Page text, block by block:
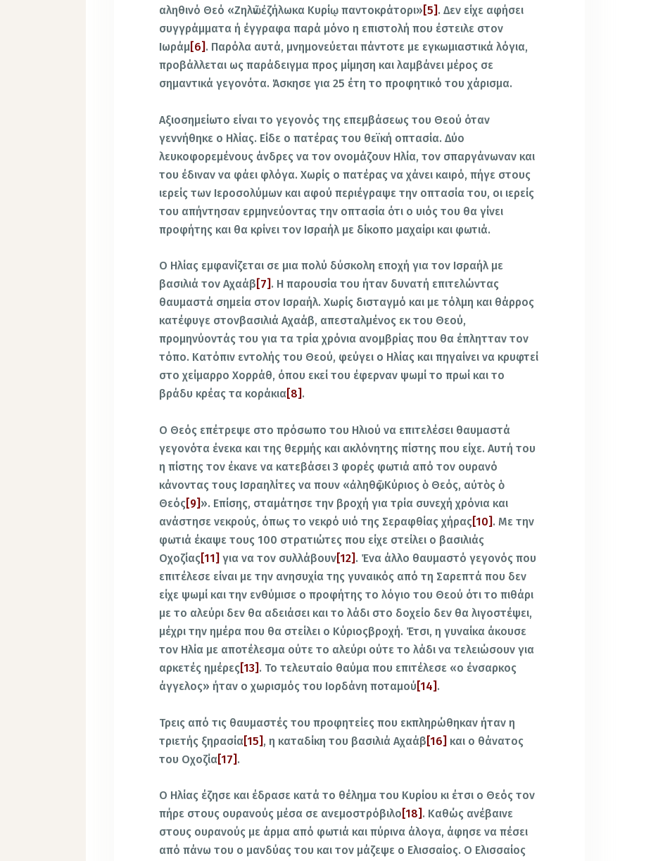
αληθινό Θεό «Ζηλῶν ἐζήλωκα Κυρίῳ παντοκράτορι» [5] . Δεν είχε αφήσει
συγγράμματα ή έγγραφα παρά μόνο η επιστολή που έστειλε στον
Ιωράμ [6] . Παρόλα αυτά, μνημονεύεται πάντοτε με εγκωμιαστικά λόγια,
προβάλλεται ως παράδειγμα προς μίμηση και λαμβάνει μέρος σε
σημαντικά γεγονότα. Άσκησε για 25 έτη το προφητικό του χάρισμα.
Αξιοσημείωτο είναι το γεγονός της επεμβάσεως του Θεού όταν
γεννήθηκε ο Ηλίας. Είδε ο πατέρας του θεϊκή οπτασία. Δύο
λευκοφορεμένους άνδρες να τον ονομάζουν Ηλία, τον σπαργάνωναν και
του έδιναν να φάει φλόγα. Χωρίς ο πατέρας να χάνει καιρό, πήγε στους
ιερείς των Ιεροσολύμων και αφού περιέγραψε την οπτασία του, οι ιερείς
του απήντησαν ερμηνεύοντας την οπτασία ότι ο υιός του θα γίνει
προφήτης και θα κρίνει τον Ισραήλ με δίκοπο μαχαίρι και φωτιά.
Ο Ηλίας εμφανίζεται σε μια πολύ δύσκολη εποχή για τον Ισραήλ με
βασιλιά τον Αχαάβ [7] . Η παρουσία του ήταν δυνατή επιτελώντας
θαυμαστά σημεία στον Ισραήλ. Χωρίς δισταγμό και με τόλμη και θάρρος
κατέφυγε στονβασιλιά Αχαάβ, απεσταλμένος εκ του Θεού,
προμηνύοντάς του για τα τρία χρόνια ανομβρίας που θα έπλητταν τον
τόπο. Κατόπιν εντολής του Θεού, φεύγει ο Ηλίας και πηγαίνει να κρυφτεί
στο χείμαρρο Χορράθ, όπου εκεί του έφερναν ψωμί το πρωί και το
βράδυ κρέας τα κοράκια [8] .
Ο Θεός επέτρεψε στο πρόσωπο του Ηλιού να επιτελέσει θαυμαστά
γεγονότα ένεκα και της θερμής και ακλόνητης πίστης που είχε. Αυτή του
η πίστης τον έκανε να κατεβάσει 3 φορές φωτιά από τον ουρανό
κάνοντας τους Ισραηλίτες να πουν «ἀληθῶς Κύριος ὁ Θεός, αὐτὸς ὁ
Θεός[9] ». Επίσης, σταμάτησε την βροχή για τρία συνεχή χρόνια και
ανάστησε νεκρούς, όπως το νεκρό υιό της Σεραφθίας χήρας[10] . Με την
φωτιά έκαψε τους 100 στρατιώτες που είχε στείλει ο βασιλιάς
Οχοζίας[11] για να τον συλλάβουν[12] . Ένα άλλο θαυμαστό γεγονός που
επιτέλεσε είναι με την ανησυχία της γυναικός από τη Σαρεπτά που δεν
είχε ψωμί και την ενθύμισε ο προφήτης το λόγιο του Θεού ότι το πιθάρι
με το αλεύρι δεν θα αδειάσει και το λάδι στο δοχείο δεν θα λιγοστέψει,
μέχρι την ημέρα που θα στείλει ο Κύριοςβροχή. Έτσι, η γυναίκα άκουσε
τον Ηλία με αποτέλεσμα ούτε το αλεύρι ούτε το λάδι να τελειώσουν για
αρκετές ημέρες[13] . Το τελευταίο θαύμα που επιτέλεσε «ο ένσαρκος
άγγελος» ήταν ο χωρισμός του Ιορδάνη ποταμού [14] .
Τρεις από τις θαυμαστές του προφητείες που εκπληρώθηκαν ήταν η
τριετής ξηρασία[15] , η καταδίκη του βασιλιά Αχαάβ [16] και ο θάνατος
του Οχοζία[17] .
Ο Ηλίας έζησε και έδρασε κατά το θέλημα του Κυρίου κι έτσι ο Θεός τον
πήρε στους ουρανούς μέσα σε ανεμοστρόβιλο [18] . Καθώς ανέβαινε
στους ουρανούς με άρμα από φωτιά και πύρινα άλογα, άφησε να πέσει
από πάνω του ο μανδύας του και τον μάζεψε ο Ελισσαίος. Ο Ελισσαίος